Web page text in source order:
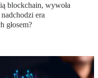
blockchain, wywoła
era
głosem?